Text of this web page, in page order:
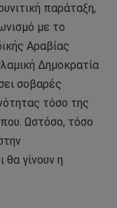
παράταξη,
με το
Αραβίας
Δημοκρατία
σοβαρές
τόσο της
Ωστόσο, τόσο
θα γίνουν η